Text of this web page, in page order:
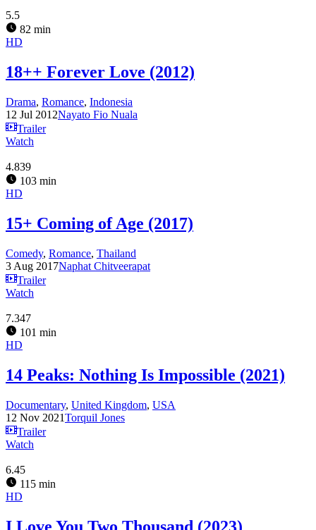
5.5
82 min
HD
18++ Forever Love (2012)
Drama, Romance, Indonesia
12 Jul 2012Nayato Fio Nuala
Trailer
Watch
4.839
103 min
HD
15+ Coming of Age (2017)
Comedy, Romance, Thailand
3 Aug 2017Naphat Chitveerapat
Trailer
Watch
7.347
101 min
HD
14 Peaks: Nothing Is Impossible (2021)
Documentary, United Kingdom, USA
12 Nov 2021Torquil Jones
Trailer
Watch
6.45
115 min
HD
I Love You Two Thousand (2023)